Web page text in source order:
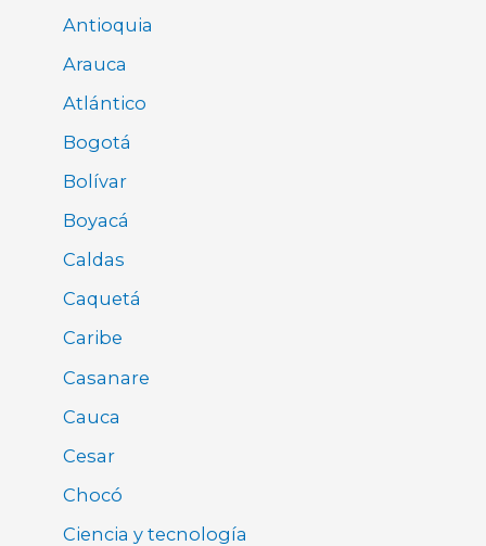
Antioquia
Arauca
Atlántico
Bogotá
Bolívar
Boyacá
Caldas
Caquetá
Caribe
Casanare
Cauca
Cesar
Chocó
Ciencia y tecnología